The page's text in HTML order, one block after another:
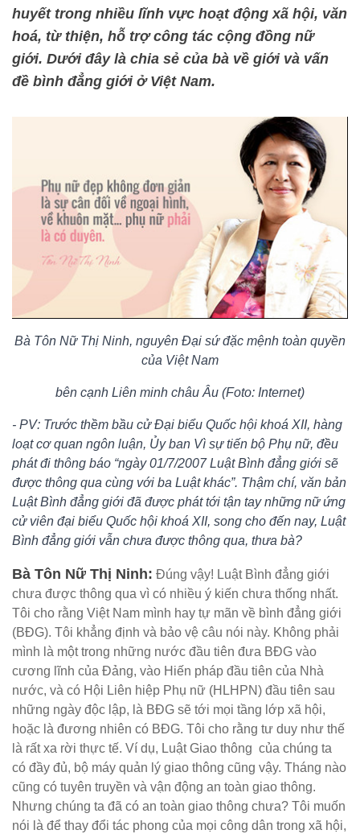
huyết trong nhiều lĩnh vực hoạt động xã hội, văn
hoá, từ thiện, hỗ trợ công tác cộng đồng nữ
giới. Dưới đây là chia sẻ của bà về giới và vấn
đề bình đẳng giới ở Việt Nam.
Bà Tôn Nữ Thị Ninh, nguyên Đại sứ đặc mệnh toàn quyền
của Việt Nam
bên cạnh Liên minh châu Âu (Foto: Internet)
- PV: Trước thềm bầu cử Đại biểu Quốc hội khoá XII, hàng
loạt cơ quan ngôn luận, Ủy ban Vì sự tiến bộ Phụ nữ, đều
phát đi thông báo “ngày 01/7/2007 Luật Bình đẳng giới sẽ
được thông qua cùng với ba Luật khác”. Thậm chí, văn bản
Luật Bình đẳng giới đã được phát tới tận tay những nữ ứng
cử viên đại biểu Quốc hội khoá XII, song cho đến nay, Luật
Bình đẳng giới vẫn chưa được thông qua, thưa bà?
Bà Tôn Nữ Thị Ninh: Đúng vậy! Luật Bình đẳng giới
chưa được thông qua vì có nhiều ý kiến chưa thống nhất.
Tôi cho rằng Việt Nam mình hay tự mãn về bình đẳng giới
(BĐG). Tôi khẳng định và bảo vệ câu nói này. Không phải
mình là một trong những nước đầu tiên đưa BĐG vào
cương lĩnh của Đảng, vào Hiến pháp đầu tiên của Nhà
nước, và có Hội Liên hiệp Phụ nữ (HLHPN) đầu tiên sau
những ngày độc lập, là BĐG sẽ tới mọi tầng lớp xã hội,
hoặc là đương nhiên có BĐG. Tôi cho rằng tư duy như thế
là rất xa rời thực tế. Ví dụ, Luật Giao thông của chúng ta
có đầy đủ, bộ máy quản lý giao thông cũng vậy. Tháng nào
cũng có tuyên truyền và vận động an toàn giao thông.
Nhưng chúng ta đã có an toàn giao thông chưa? Tôi muốn
nói là để thay đổi tác phong của mọi công dân trong xã hội,